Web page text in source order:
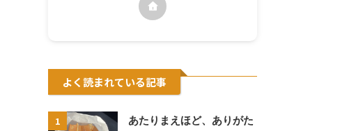
よく読まれている記事
1
あたりまえほど、ありがた